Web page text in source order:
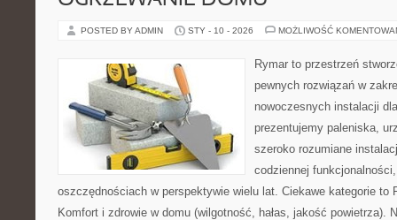
POSTED BY ADMIN STY - 10 - 2026 MOŻLIWOŚĆ
Rymar to przestrzeń
pewnych rozwiązań w
nowoczesnych instalacji
prezentujemy paleniska,
szeroko rozumiane
codziennej
oszczędnościach w perspektywie wielu lat. Ciekawe kategorie to
Komfort i zdrowie w domu (wilgotność, hałas, jakość powietrza).